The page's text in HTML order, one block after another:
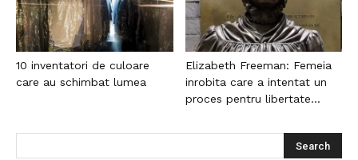
10 inventatori de culoare
care au schimbat lumea
Elizabeth Freeman: Femeia
inrobita care a intentat un
proces pentru libertate...